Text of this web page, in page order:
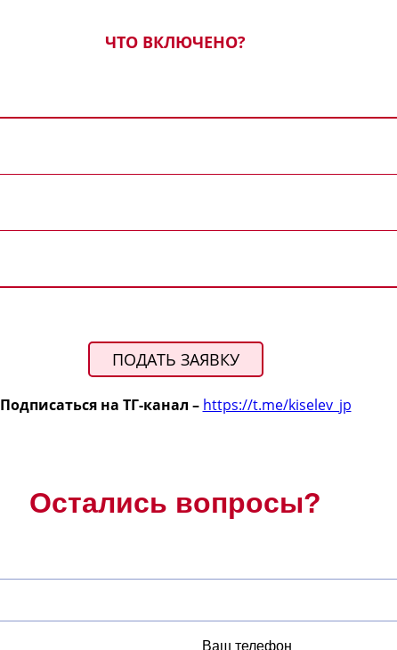
ЧТО ВКЛЮЧЕНО?
ПОДАТЬ ЗАЯВКУ
Подписаться на ТГ-канал – https://t.me/kiselev_jp
Остались вопросы?
Ваш телефон